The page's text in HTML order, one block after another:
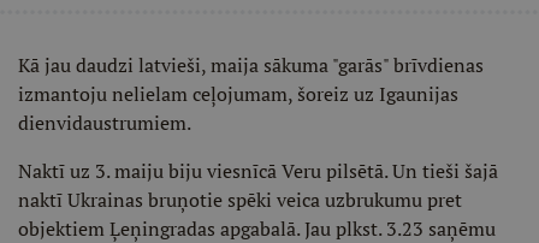
Kā jau daudzi latvieši, maija sākuma "garās" brīvdienas
izmantoju nelielam ceļojumam, šoreiz uz Igaunijas
dienvidaustrumiem.
Naktī uz 3. maiju biju viesnīcā Veru pilsētā. Un tieši šajā
naktī Ukrainas bruņotie spēki veica uzbrukumu pret
objektiem Ļeņingradas apgabalā. Jau plkst. 3.23 saņēmu